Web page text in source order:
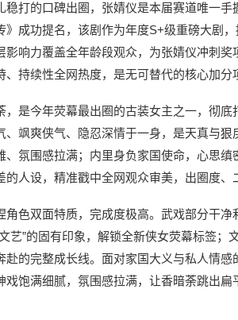
稳打的口碑出圈，张婧仪是本届赛道唯一
》成功提名，该剧作为年度S+级重磅大剧
影响力覆盖全年龄段观众，为张婧仪冲刺
持续性全网热度，是无可替代的核心加分
，是今年荧幕最出圈的古装女主之一，彻底
、飒爽侠气、隐忍深情于一身，是天真与
、氛围感拉满；内里身负家国使命，心思
人设，精准戳中全网观众审美，出圈度、
角色双面特质，完成度极高。武戏部分干
艺”的固有印象，解锁全新侠女荧幕标签
赴的完整成长线。面对家国大义与私人情
戏饱满细腻，氛围感拉满，让香暗荼跳出